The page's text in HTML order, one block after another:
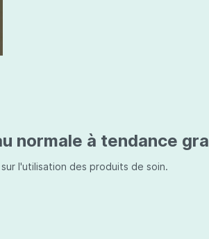
normale à tendance
l'utilisation des produits de soin.